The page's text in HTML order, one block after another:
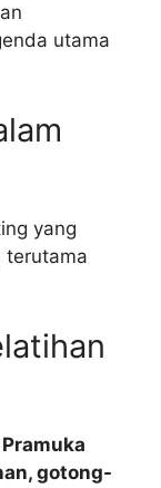
utama
yang
terutama
Pramuka
gotong-